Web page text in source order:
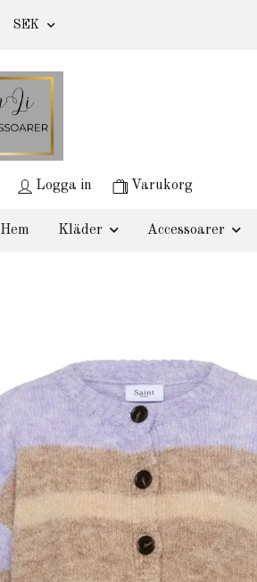
SEK
Logga in Varukorg
Hem Kläder Accessoarer